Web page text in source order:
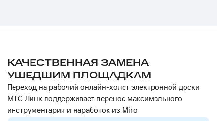
КАЧЕСТВЕННАЯ ЗАМЕНА
УШЕДШИМ ПЛОЩАДКАМ
Переход на рабочий онлайн-холст электронной доски
МТС Линк поддерживает перенос максимального
инструментария и наработок из Miro